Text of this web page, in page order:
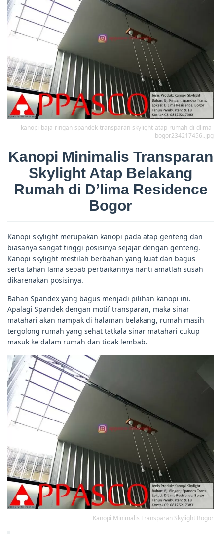
kanopi-baja-ringan-spandek-transparan-skylight-atap-rumah-di-dlima-
bogor234217456..jpg
Kanopi Minimalis Transparan
Skylight Atap Belakang
Rumah di D’lima Residence
Bogor
Kanopi skylight merupakan kanopi pada atap genteng dan
biasanya sangat tinggi posisinya sejajar dengan genteng.
Kanopi skylight mestilah berbahan yang kuat dan bagus
serta tahan lama sebab perbaikannya nanti amatlah susah
dikarenakan posisinya.
Bahan Spandex yang bagus menjadi pilihan kanopi ini.
Apalagi Spandek dengan motif transparan, maka sinar
matahari akan nampak di halaman belakang, rumah masih
tergolong rumah yang sehat tatkala sinar matahari cukup
masuk ke dalam rumah dan tidak lembab.
Kanopi Minimalis Transparan Skylight Bogor